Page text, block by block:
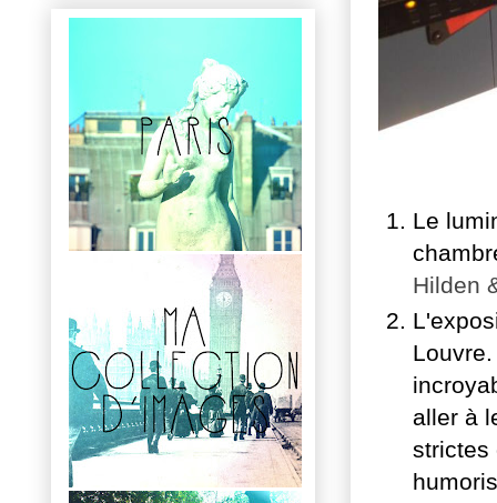
Le
Hilden
aller à
strictes